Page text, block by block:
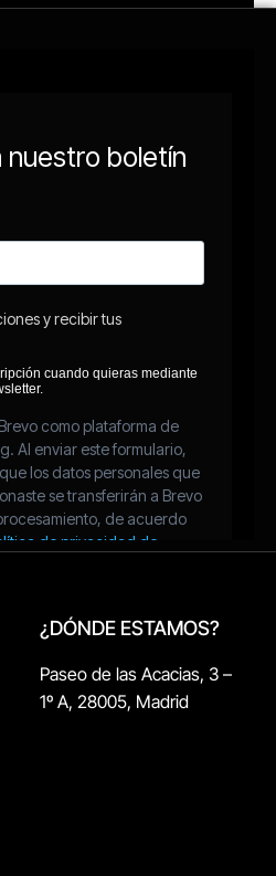
¿DÓNDE ESTAMOS?
Paseo de las Acacias, 3 –
1º A, 28005, Madrid